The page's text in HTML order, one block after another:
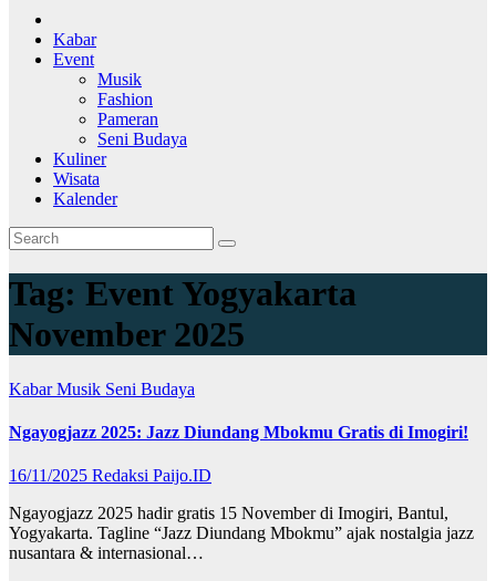
Kabar
Event
Musik
Fashion
Pameran
Seni Budaya
Kuliner
Wisata
Kalender
Tag: Event Yogyakarta
November 2025
KabarMusik Seni Budaya
Ngayogjazz 2025: Jazz Diundang Mbokmu Gratis di Imogiri!
16/11/2025 Redaksi Paijo.ID
Ngayogjazz 2025 hadir gratis 15 November di Imogiri, Bantul,
Yogyakarta. Tagline “Jazz Diundang Mbokmu” ajak nostalgia jazz
nusantara & internasional…